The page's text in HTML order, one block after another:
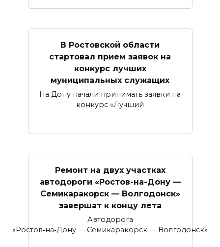
В Ростовской области
стартовал прием заявок на
конкурс лучших
муниципальных служащих
На Дону начали принимать заявки на
конкурс «Лучший
Ремонт на двух участках
автодороги «Ростов-на-Дону —
Семикаракорск — Волгодонск»
завершат к концу лета
Автодорога
«Ростов‑на‑Дону — Семикаракорск — Волгодонск»